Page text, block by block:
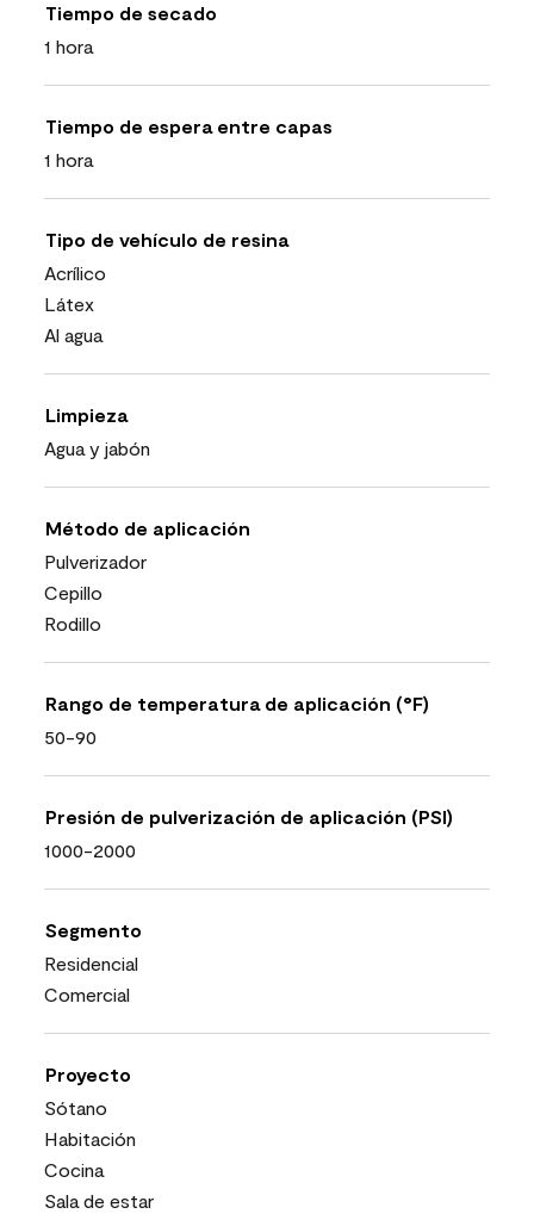
Tiempo de secado
1 hora
Tiempo de espera entre capas
1 hora
Tipo de vehículo de resina
Acrílico
Látex
Al agua
Limpieza
Agua y jabón
Método de aplicación
Pulverizador
Cepillo
Rodillo
Rango de temperatura de aplicación (°F)
50-90
Presión de pulverización de aplicación (PSI)
1000-2000
Segmento
Residencial
Comercial
Proyecto
Sótano
Habitación
Cocina
Sala de estar